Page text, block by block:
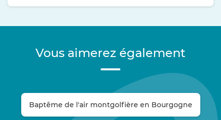
Vous aimerez également
Baptême de l'air montgolfière en Bourgogne